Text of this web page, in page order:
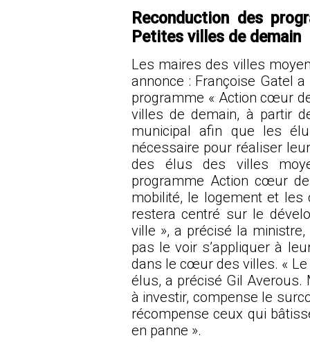
Reconduction des
Petites villes de demain
Les maires des villes
annonce : Françoise Gatel
programme « Action cœur
villes de demain, à partir
municipal afin que les
nécessaire pour réaliser
des élus des villes
programme Action cœur
mobilité, le logement et les
restera centré sur le
ville », a précisé la
pas le voir s’appliquer à
dans le cœur des villes. «
élus, a précisé Gil Averous.
à investir, compense le
récompense ceux qui
en panne ».